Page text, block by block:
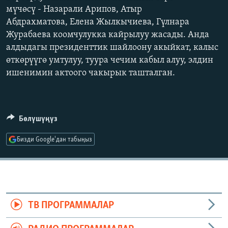
ЭЖЕ-СИҢДИЛЕР
АЗАТТЫК+
ЫҢГАЙСЫЗ СУРООЛОР
ОНЛАЙН ШЕРИНЕ
ЭЕ/АРнун бардык сайттары
мүчөсү - Назарали Арипов, Атыр
Абдрахматова, Елена Жылкычиева, Гүлнара
Журабаева коомчулукка кайрылуу жасады. Анда
алдыдагы президенттик шайлоону акыйкат, калыс
өткөрүүгө умтулуу, туура чечим кабыл алуу, элдин
ишенимин актоого чакырык ташталган.
Бөлүшүңүз
Бизди Google'дан табыңыз
ТВ ПРОГРАММАЛАР